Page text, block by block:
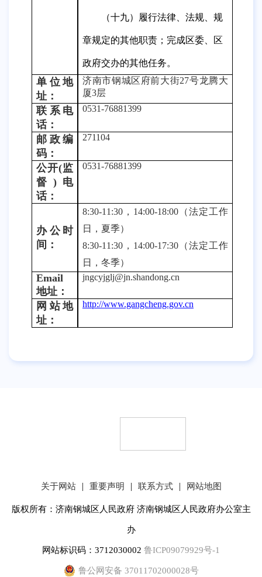
（十九）履行法律、法规、规
章规定的其他职责；完成区委、区
政府交办的其他任务。
单位地
址：
济南市钢城区府前大街27号龙腾大
厦3层
联系电
话：
0531-76881399
邮政编
码：
271104
公开(监
督)电
话：
0531-76881399
办公时
间：
8:30-11:30，14:00-18:00（法定工作
日，夏季）
8:30-11:30，14:00-17:30（法定工作
日，冬季）
Email
地址：
jngcyjglj@jn.shandong.cn
网站地
址：
http://www.gangcheng.gov.cn
关于网站 | 重要声明 | 联系方式 | 网站地图
版权所有：济南钢城区人民政府 济南钢城区人民政府办公室主
办
网站标识码：3712030002 鲁ICP09079929号-1
鲁公网安备 37011702000028号